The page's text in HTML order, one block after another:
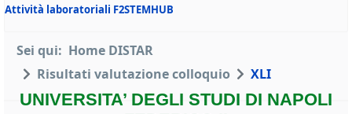
Attività laboratoriali F2STEMHUB
Sei qui: Home DISTAR
Risultati valutazione colloquio
XLI
UNIVERSITA’ DEGLI STUDI DI NAPOLI